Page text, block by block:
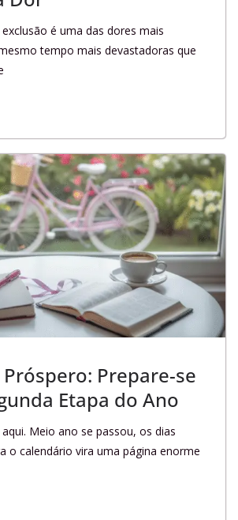
é uma das dores mais
tempo mais devastadoras que
Prepare-se
Etapa do Ano
Meio ano se passou, os dias
o calendário vira uma página enorme